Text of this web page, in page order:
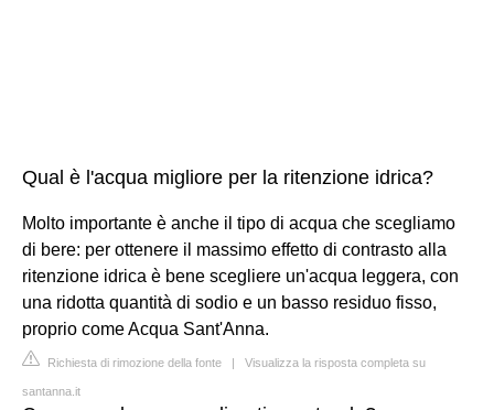
Qual è l'acqua migliore per la ritenzione idrica?
Molto importante è anche il tipo di acqua che scegliamo
di bere: per ottenere il massimo effetto di contrasto alla
ritenzione idrica è bene scegliere un'acqua leggera, con
una ridotta quantità di sodio e un basso residuo fisso,
proprio come Acqua Sant'Anna.
Richiesta di rimozione della fonte | Visualizza la risposta completa su
santanna.it